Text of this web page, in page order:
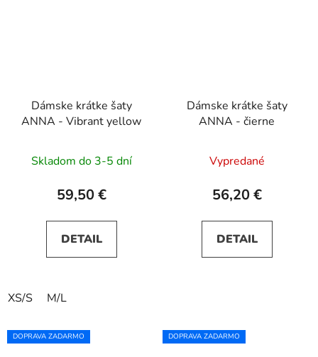
Dámske krátke šaty
ANNA - Vibrant yellow
Skladom do 3-5 dní
59,50 €
DETAIL
XS/S M/L
Dámske krátke šaty
ANNA - čierne
Vypredané
56,20 €
DETAIL
DOPRAVA ZADARMO DOPRAVA ZADARMO